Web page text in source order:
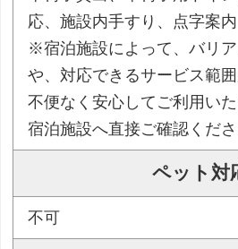
応、施設内手すり、点字案内
※宿泊施設によって、バリ
や、対応できるサービス範
不便なく安心してご利用い
宿泊施設へ直接ご確認くださ
ペット対
不可